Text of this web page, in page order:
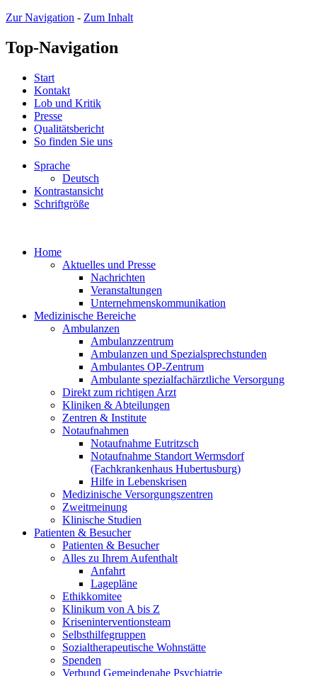
Zur Navigation - Zum Inhalt
Top-Navigation
Start
Kontakt
Lob und Kritik
Presse
Qualitätsbericht
So finden Sie uns
Sprache
Deutsch
Kontrastansicht
Schriftgröße
Home
Aktuelles und Presse
Nachrichten
Veranstaltungen
Unternehmenskommunikation
Medizinische Bereiche
Ambulanzen
Ambulanzzentrum
Ambulanzen und Spezialsprechstunden
Ambulantes OP-Zentrum
Ambulante spezialfachärztliche Versorgung
Direkt zum richtigen Arzt
Kliniken & Abteilungen
Zentren & Institute
Notaufnahmen
Notaufnahme Eutritzsch
Notaufnahme Standort Wermsdorf
(Fachkrankenhaus Hubertusburg)
Hilfe in Lebenskrisen
Medizinische Versorgungszentren
Zweitmeinung
Klinische Studien
Patienten & Besucher
Patienten & Besucher
Alles zu Ihrem Aufenthalt
Anfahrt
Lagepläne
Ethikkomitee
Klinikum von A bis Z
Kriseninterventionsteam
Selbsthilfegruppen
Sozialtherapeutische Wohnstätte
Spenden
Verbund Gemeindenahe Psychiatrie